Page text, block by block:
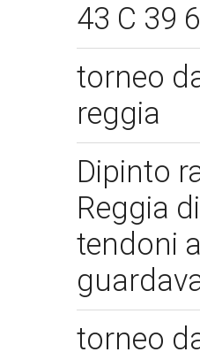
43 C 39
torneo
reggia
Dipinto
Reggia
tendoni
torneo